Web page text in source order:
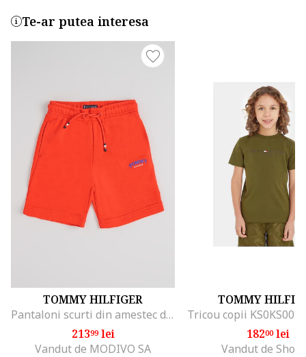
Te-ar putea interesa
TOMMY HILFIGER
Pantaloni scurti din amestec de bumbac cu snur, Rosu
21399lei
Vandut de MODIVO SA
TOMMY
Tricou copii
18200lei
Vandut de